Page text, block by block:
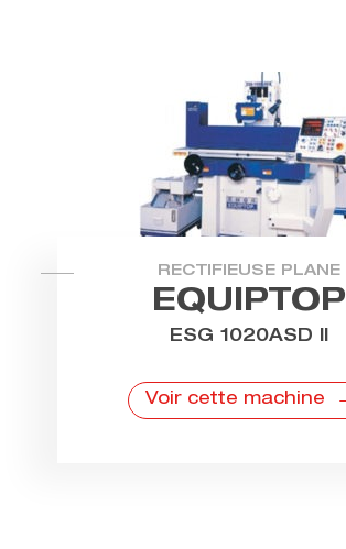
RECTIFIEUSE PLANE
EQUIPTOP
ESG 1020ASD II
Voir cette machine